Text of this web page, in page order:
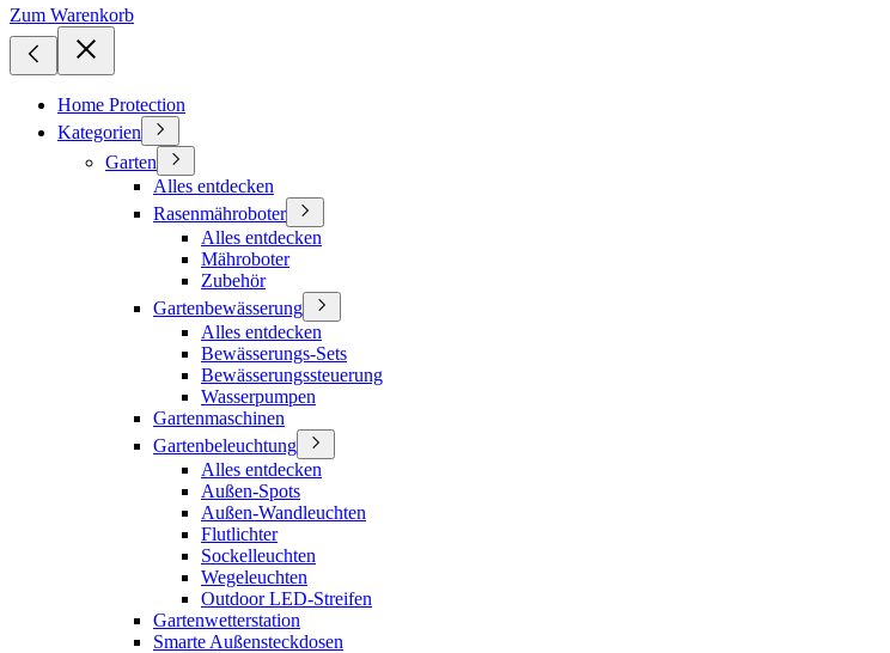
Zum Warenkorb
Home Protection
Kategorien
Garten
Alles entdecken
Rasenmähroboter
Alles entdecken
Mähroboter
Zubehör
Gartenbewässerung
Alles entdecken
Bewässerungs-Sets
Bewässerungssteuerung
Wasserpumpen
Gartenmaschinen
Gartenbeleuchtung
Alles entdecken
Außen-Spots
Außen-Wandleuchten
Flutlichter
Sockelleuchten
Wegeleuchten
Outdoor LED-Streifen
Gartenwetterstation
Smarte Außensteckdosen